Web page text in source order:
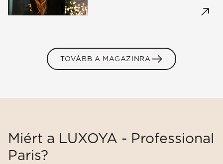
TOVÁBB A MAGAZINRA
Miért a LUXOYA - Professional
Paris?